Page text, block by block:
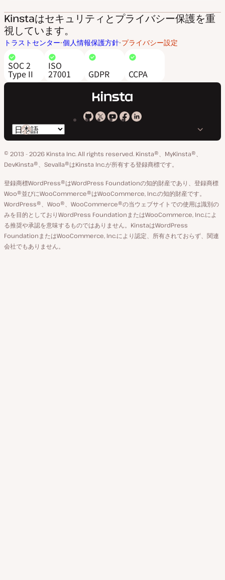
Kinstaはセキュリティとプライバシー保護を重
視しています。
トラストセンター 個人情報保護方針 プライバシー設定
SOC 2
Type II
ISO
27001 GDPR CCPA
Kinsta
GitHub
Kinsta
X
ア
カ
ウ
ン
ト
Kinsta
YouTube
Kinsta
Facebook
Kinsta
LinkedIn
ペ
ー
ジ
言
語
の
り
替
え
© 2013 - 2026 Kinsta Inc. All rights reserved. Kinsta®、MyKinsta®、
DevKinsta®、Sevalla®はKinsta Inc.が所有する登録商標です。
登録商標WordPress®はWordPress Foundationの知的財産であり、登録商標
Woo®並びにWooCommerce®はWooCommerce, Inc.の知的財産です。
WordPress®、Woo®、WooCommerce®の当ウェブサイトでの使用は識別の
みを目的としておりWordPress FoundationまたはWooCommerce, Inc.によ
る推奨や承認を意味するものではありません。KinstaはWordPress
FoundationまたはWooCommerce, Inc.により認定、所有されておらず、関連
会社でもありません。